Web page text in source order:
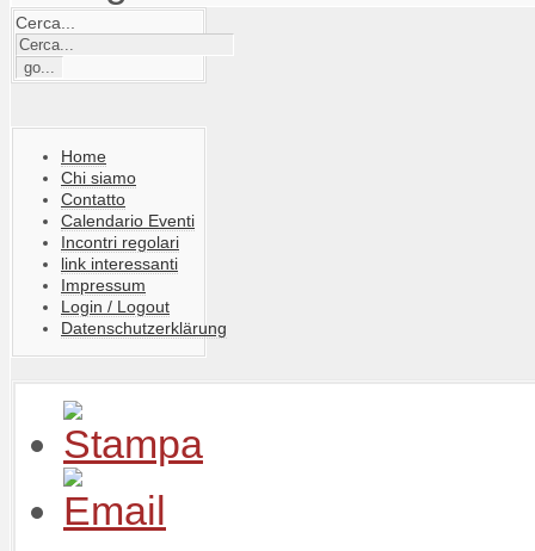
Cerca...
Home
Chi siamo
Contatto
Calendario Eventi
Incontri regolari
link interessanti
Impressum
Login / Logout
Datenschutzerklärung